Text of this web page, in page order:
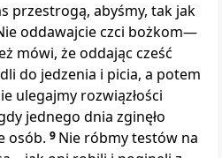
przestrogą, abyśmy, tak jak
oddawajcie czci bożkom—
mówi, że oddając cześć
do jedzenia i picia, a potem
ulegajmy rozwiązłości
jednego dnia zginęło
osób. 9 Nie róbmy testów na